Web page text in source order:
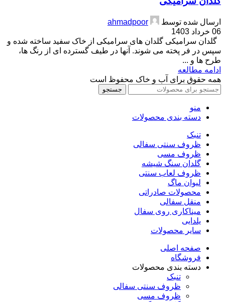
ارسال شده توسط
ahmadpoor
06 خرداد 1403
گلدان سرامیکی گلدان های سرامیکی از خاک سفید ساخته شده و
سپس در فر پخته می شوند. آنها در طیف گسترده ای از رنگ ها،
طرح ها و ...
ادامه مطالعه
همه حقوق برای آب و خاک محفوظ است
جستجو
منو
دسته بندی محصولات
تنبک
ظروف سنتی سفالی
ظروف مسی
گلدان سنگ شیشه
ظروف لعاب سنتی
لیوان ماگ
محصولات صادراتی
منقل سفالی
میناکاری روی سفال
یلدایی
سایر محصولات
صفحه اصلی
فروشگاه
دسته بندی محصولات
تنبک
ظروف سنتی سفالی
ظروف مسی